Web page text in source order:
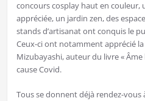
concours cosplay haut en
appréciée, un jardin zen, des
stands d’artisanat ont conquis le
Ceux-ci ont notamment apprécié
Mizubayashi, auteur du livre «
cause Covid.
Tous se donnent déjà rendez-vous